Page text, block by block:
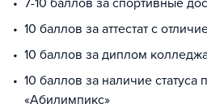
7-10 баллов за спортивные
10 баллов за аттестат с
10 баллов за диплом
10 баллов за наличие
«Абилимпикс»